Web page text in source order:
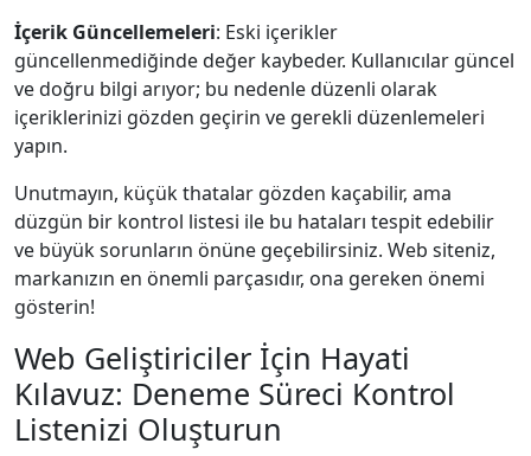
İçerik Güncellemeleri: Eski içerikler
güncellenmediğinde değer kaybeder. Kullanıcılar güncel
ve doğru bilgi arıyor; bu nedenle düzenli olarak
içeriklerinizi gözden geçirin ve gerekli düzenlemeleri
yapın.
Unutmayın, küçük thatalar gözden kaçabilir, ama
düzgün bir kontrol listesi ile bu hataları tespit edebilir
ve büyük sorunların önüne geçebilirsiniz. Web siteniz,
markanızın en önemli parçasıdır, ona gereken önemi
gösterin!
Web Geliştiriciler İçin Hayati
Kılavuz: Deneme Süreci Kontrol
Listenizi Oluşturun